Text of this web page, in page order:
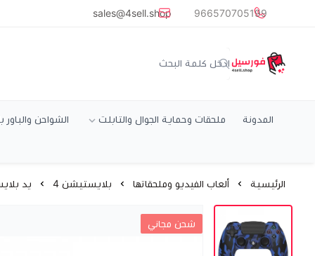
common.titles.skip_to_main_content
966570705199
sales@4sell.shop
متجر فورسيل
المدونة ملحقات وحماية الجوال والتابلت الشواحن والباور
الرئيسية ألعاب الفيديو وملحقاتها بلايستيشن 4 يد
شحن مجاني